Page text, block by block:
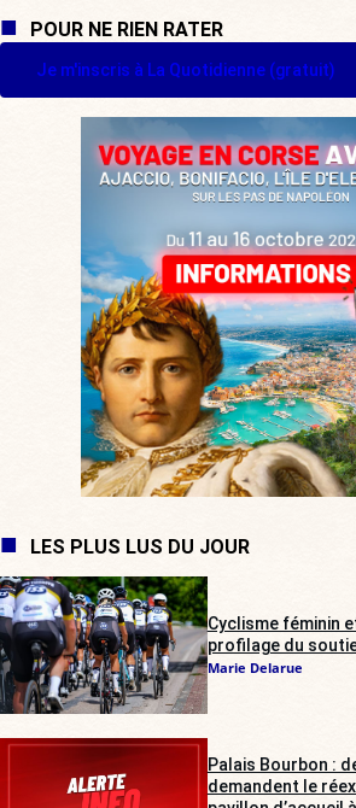
POUR NE RIEN RATER
Je m'inscris à La Quotidienne (gratuit)
LES PLUS LUS DU JOUR
Cyclisme féminin
profilage du
Marie Delarue
Palais Bourbon :
demandent le